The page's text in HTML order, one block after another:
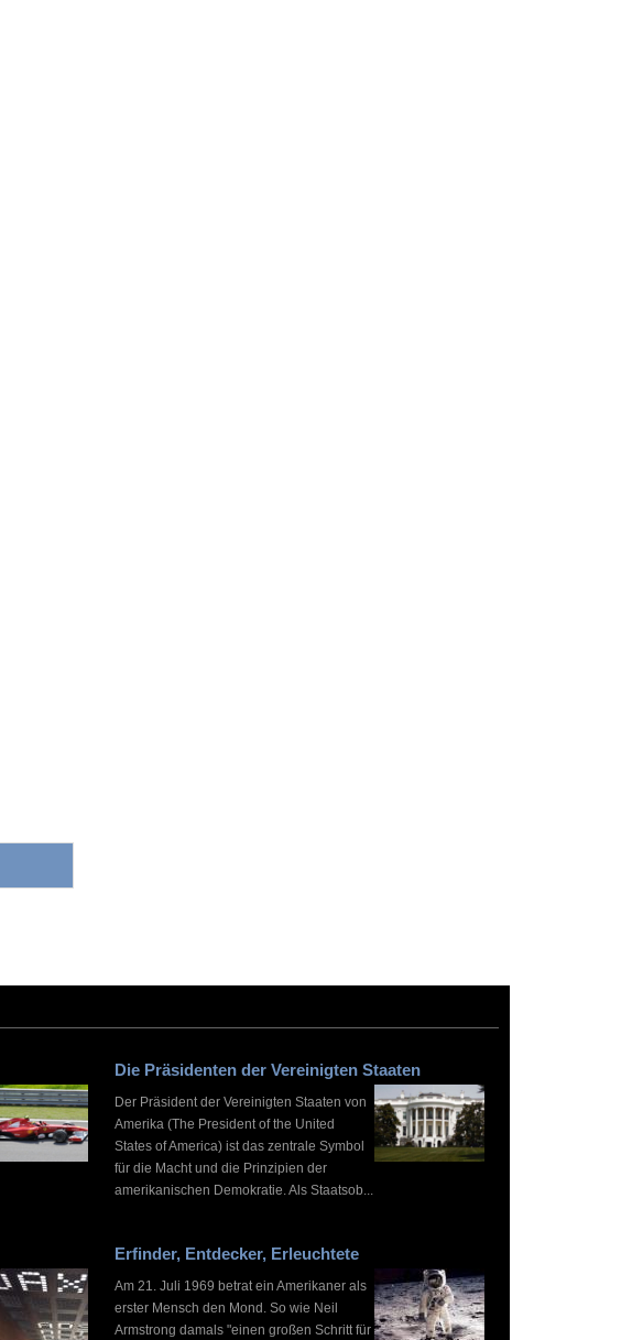
Die Präsidenten der Vereinigten Staaten
Der Präsident der Vereinigten Staaten von
Amerika (The President of the United
States of America) ist das zentrale Symbol
für die Macht und die Prinzipien der
amerikanischen Demokratie. Als Staatsob...
Erfinder, Entdecker, Erleuchtete
Am 21. Juli 1969 betrat ein Amerikaner als
erster Mensch den Mond. So wie Neil
Armstrong damals "einen großen Schritt für